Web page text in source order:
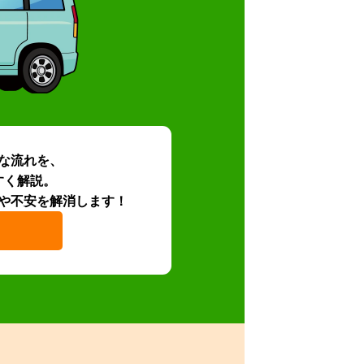
流れを、
解説。
不安を解消します！